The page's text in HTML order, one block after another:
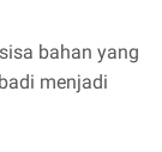
bahan yang
menjadi